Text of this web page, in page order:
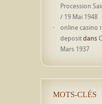
Procession
/ 19 Mai 1948
online casino
depositdans
Mars 1937
MOTS-CLÉS